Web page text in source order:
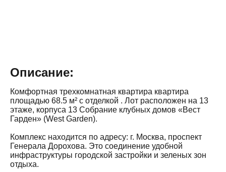
Описание:
Комфортная трехкомнатная квартира квартира
площадью 68.5 м² с отделкой . Лот расположен на 13
этаже, корпуса 13 Собрание клубных домов «Вест
Гарден» (West Garden).
Комплекс находится по адресу: г. Москва, проспект
Генерала Дорохова. Это соединение удобной
инфраструктуры городской застройки и зеленых зон
отдыха.